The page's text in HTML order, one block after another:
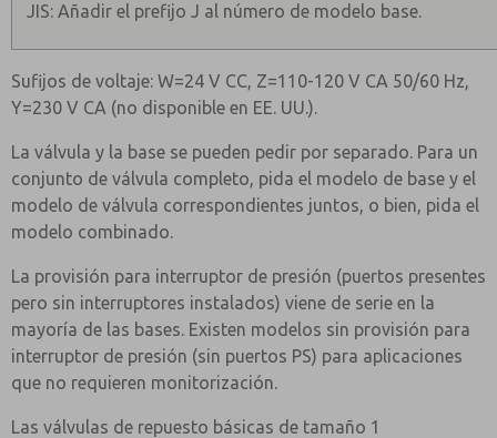
JIS: Añadir el prefijo J al número de modelo base.
Sufijos de voltaje: W=24 V CC, Z=110-120 V CA 50/60 Hz,
Y=230 V CA (no disponible en EE. UU.).
La válvula y la base se pueden pedir por separado. Para un
conjunto de válvula completo, pida el modelo de base y el
modelo de válvula correspondientes juntos, o bien, pida el
modelo combinado.
La provisión para interruptor de presión (puertos presentes
pero sin interruptores instalados) viene de serie en la
mayoría de las bases. Existen modelos sin provisión para
interruptor de presión (sin puertos PS) para aplicaciones
que no requieren monitorización.
Las válvulas de repuesto básicas de tamaño 1